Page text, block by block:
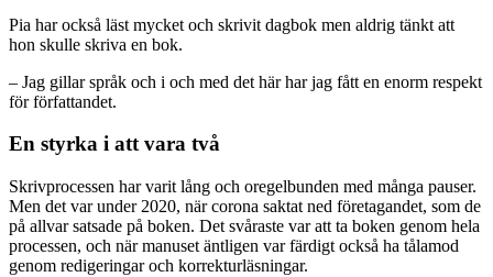
Pia har också läst mycket och skrivit dagbok men aldrig tänkt att
hon skulle skriva en bok.
– Jag gillar språk och i och med det här har jag fått en enorm respekt
för författandet.
En styrka i att vara två
Skrivprocessen har varit lång och oregelbunden med många pauser.
Men det var under 2020, när corona saktat ned företagandet, som de
på allvar satsade på boken. Det svåraste var att ta boken genom hela
processen, och när manuset äntligen var färdigt också ha tålamod
genom redigeringar och korrekturläsningar.